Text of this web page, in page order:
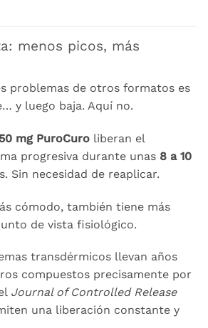
menos picos, más
problemas de otros formatos es
y luego baja. Aquí no.
mg PuroCuro liberan el
progresiva durante unas 8 a 10
Sin necesidad de reaplicar.
cómodo, también tiene más
de vista fisiológico.
transdérmicos llevan años
compuestos precisamente por
Journal of Controlled Release
una liberación constante y